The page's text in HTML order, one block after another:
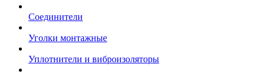
Соединители
Уголки монтажные
Уплотнители и виброизоляторы